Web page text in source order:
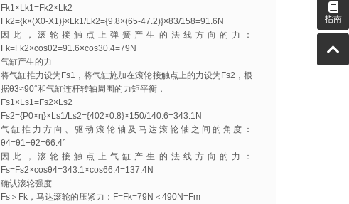
Fk1×Lk1=Fk2×Lk2
Fk2={k×(X0-X1)}×Lk1/Lk2={9.8×(65-47.2)}×83/158=91.6N
因此，滚轮接触点上弹簧产生的法线方向的力：
Fk=Fk2×cosθ2=91.6×cos30.4=79N
气缸产生的力
将气缸推力设为Fs1，将气缸施加在滚轮接触点上的力设为Fs2，根
据θ3≈90°和气缸连杆转轴周围的力矩平衡，
Fs1×Ls1=Fs2×Ls2
Fs2={P0×η}×Ls1/Ls2={402×0.8}×150/140.6=343.1N
气缸推力方向、驱动滚轮轴及马达滚轮轴之间的角度：
θ4=θ1+θ2=66.4°
因此，滚轮接触点上气缸产生的法线方向的力：
Fs=Fs2×cosθ4=343.1×cos66.4=137.4N
确认滚轮强度
Fs＞Fk，马达滚轮的压紧力：F=Fk=79N＜490N=Fm
指南